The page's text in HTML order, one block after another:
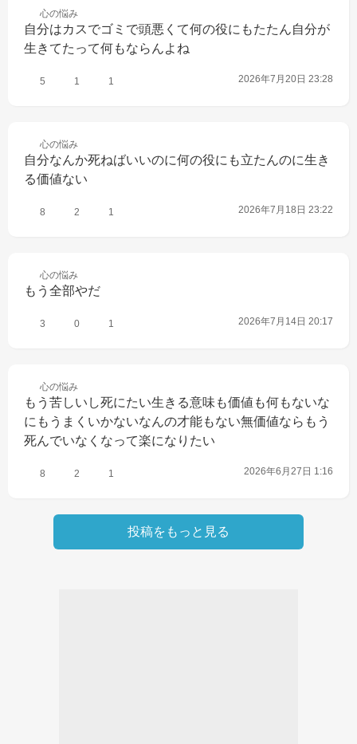
心の悩み
自分はカスでゴミで頭悪くて何の役にもたたん自分が
生きてたって何もならんよね
5 1 1 2026年7月20日 23:28
心の悩み
自分なんか死ねばいいのに何の役にも立たんのに生き
る価値ない
8 2 1 2026年7月18日 23:22
心の悩み
もう全部やだ
3 0 1 2026年7月14日 20:17
心の悩み
もう苦しいし死にたい生きる意味も価値も何もないな
にもうまくいかないなんの才能もない無価値ならもう
死んでいなくなって楽になりたい
8 2 1 2026年6月27日 1:16
投稿をもっと見る